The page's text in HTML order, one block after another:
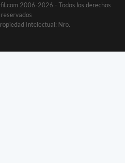
2006-2026 - Todos los derechos
reservados
Intelectual: Nro.